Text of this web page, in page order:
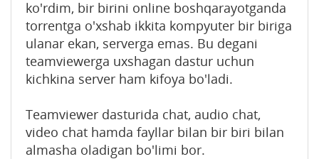
ko'rdim, bir birini online boshqarayotganda
torrentga o'xshab ikkita kompyuter bir biriga
ulanar ekan, serverga emas. Bu degani
teamviewerga uxshagan dastur uchun
kichkina server ham kifoya bo'ladi.
Teamviewer dasturida chat, audio chat,
video chat hamda fayllar bilan bir biri bilan
almasha oladigan bo'limi bor.